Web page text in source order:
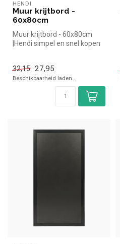
HENDI
Muur krijtbord -
60x80cm
Muur krijtbord - 60x80cm
|Hendi simpel en snel kopen
32,15 27,95
Beschikbaarheid laden..